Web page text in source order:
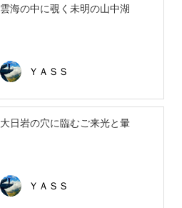
雲海の中に覗く未明の山中湖
ＹＡＳＳ
大日岩の穴に臨むご来光と暈
ＹＡＳＳ